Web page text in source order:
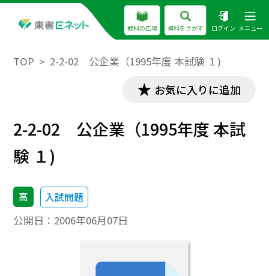
教科の広場 資料をさがす ログイン メニュー
TOP 2-2-02 公企業（1995年度 本試験 １)
お気に入りに追加
2-2-02 公企業（1995年度 本試
験 １)
高 入試問題
公開日： 2006年06月07日